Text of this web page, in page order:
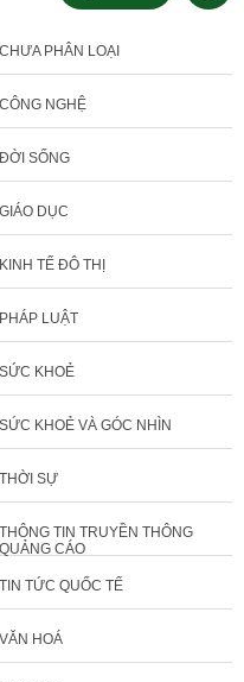
CHƯA PHÂN LOẠI
CÔNG NGHỆ
ĐỜI SỐNG
GIÁO DỤC
KINH TẾ ĐÔ THỊ
PHÁP LUẬT
SỨC KHOẺ
SỨC KHOẺ VÀ GÓC NHÌN
THỜI SỰ
THÔNG TIN TRUYỀN THÔNG
QUẢNG CÁO
TIN TỨC QUỐC TẾ
VĂN HOÁ